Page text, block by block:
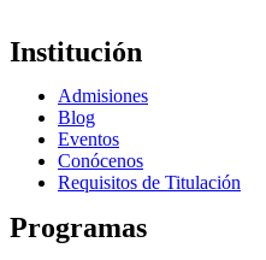
Institución
Admisiones
Blog
Eventos
Conócenos
Requisitos de Titulación
Programas